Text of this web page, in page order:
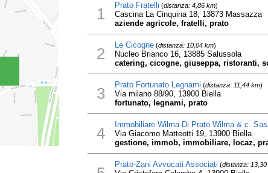
1 Prato Fratelli (distanza: 4,86 km)
Cascina La Cinquina 18, 13873 Massazza
aziende agricole, fratelli, prato
2 Le Cicogne(distanza: 10,04 km)
Nucleo Brianco 16, 13885 Salussola
catering, cicogne, giuseppa, ristoranti,
3 Prato Fortunato Legnami (distanza: 11,44 km)
Via milano 88/90, 13900 Biella
fortunato, legnami, prato
4 Immobiliare Wilma Di Prato Wilma & c. Sas
Via Giacomo Matteotti 19, 13900 Biella
gestione, immob, immobiliare, locaz,
Prato-Zani Avvocati Associati (distanza: 13,30